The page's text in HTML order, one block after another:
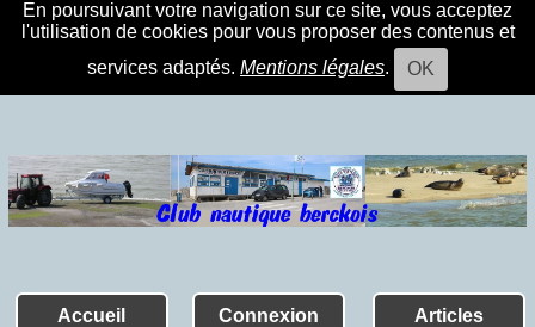
En poursuivant votre navigation sur ce site, vous acceptez
l'utilisation de cookies pour vous proposer des contenus et
services adaptés. Mentions légales. OK
Accueil Connexion Articles